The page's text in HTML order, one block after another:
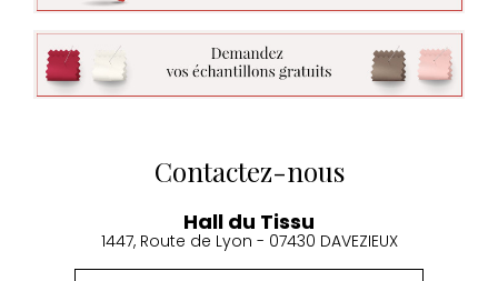
Contactez-nous
Hall du Tissu
1447, Route de Lyon - 07430 DAVEZIEUX